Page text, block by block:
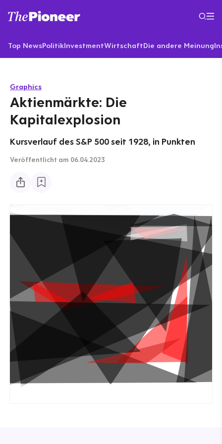
Top NewsPolitikInvestmentWirtschaftDie andere Meinung
Graphics
Aktienmärkte: Die
Kapitalexplosion
Kursverlauf des S&P 500 seit 1928, in Punkten
Veröffentlicht am 06.04.2023